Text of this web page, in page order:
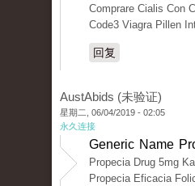
Comprare Cialis Con
Code3 Viagra Pillen
回复
AustAbids (未验证)
星期二, 06/04/2019 - 02:05
永久连接
Generic Name
Propecia Drug 5mg
Propecia Eficacia